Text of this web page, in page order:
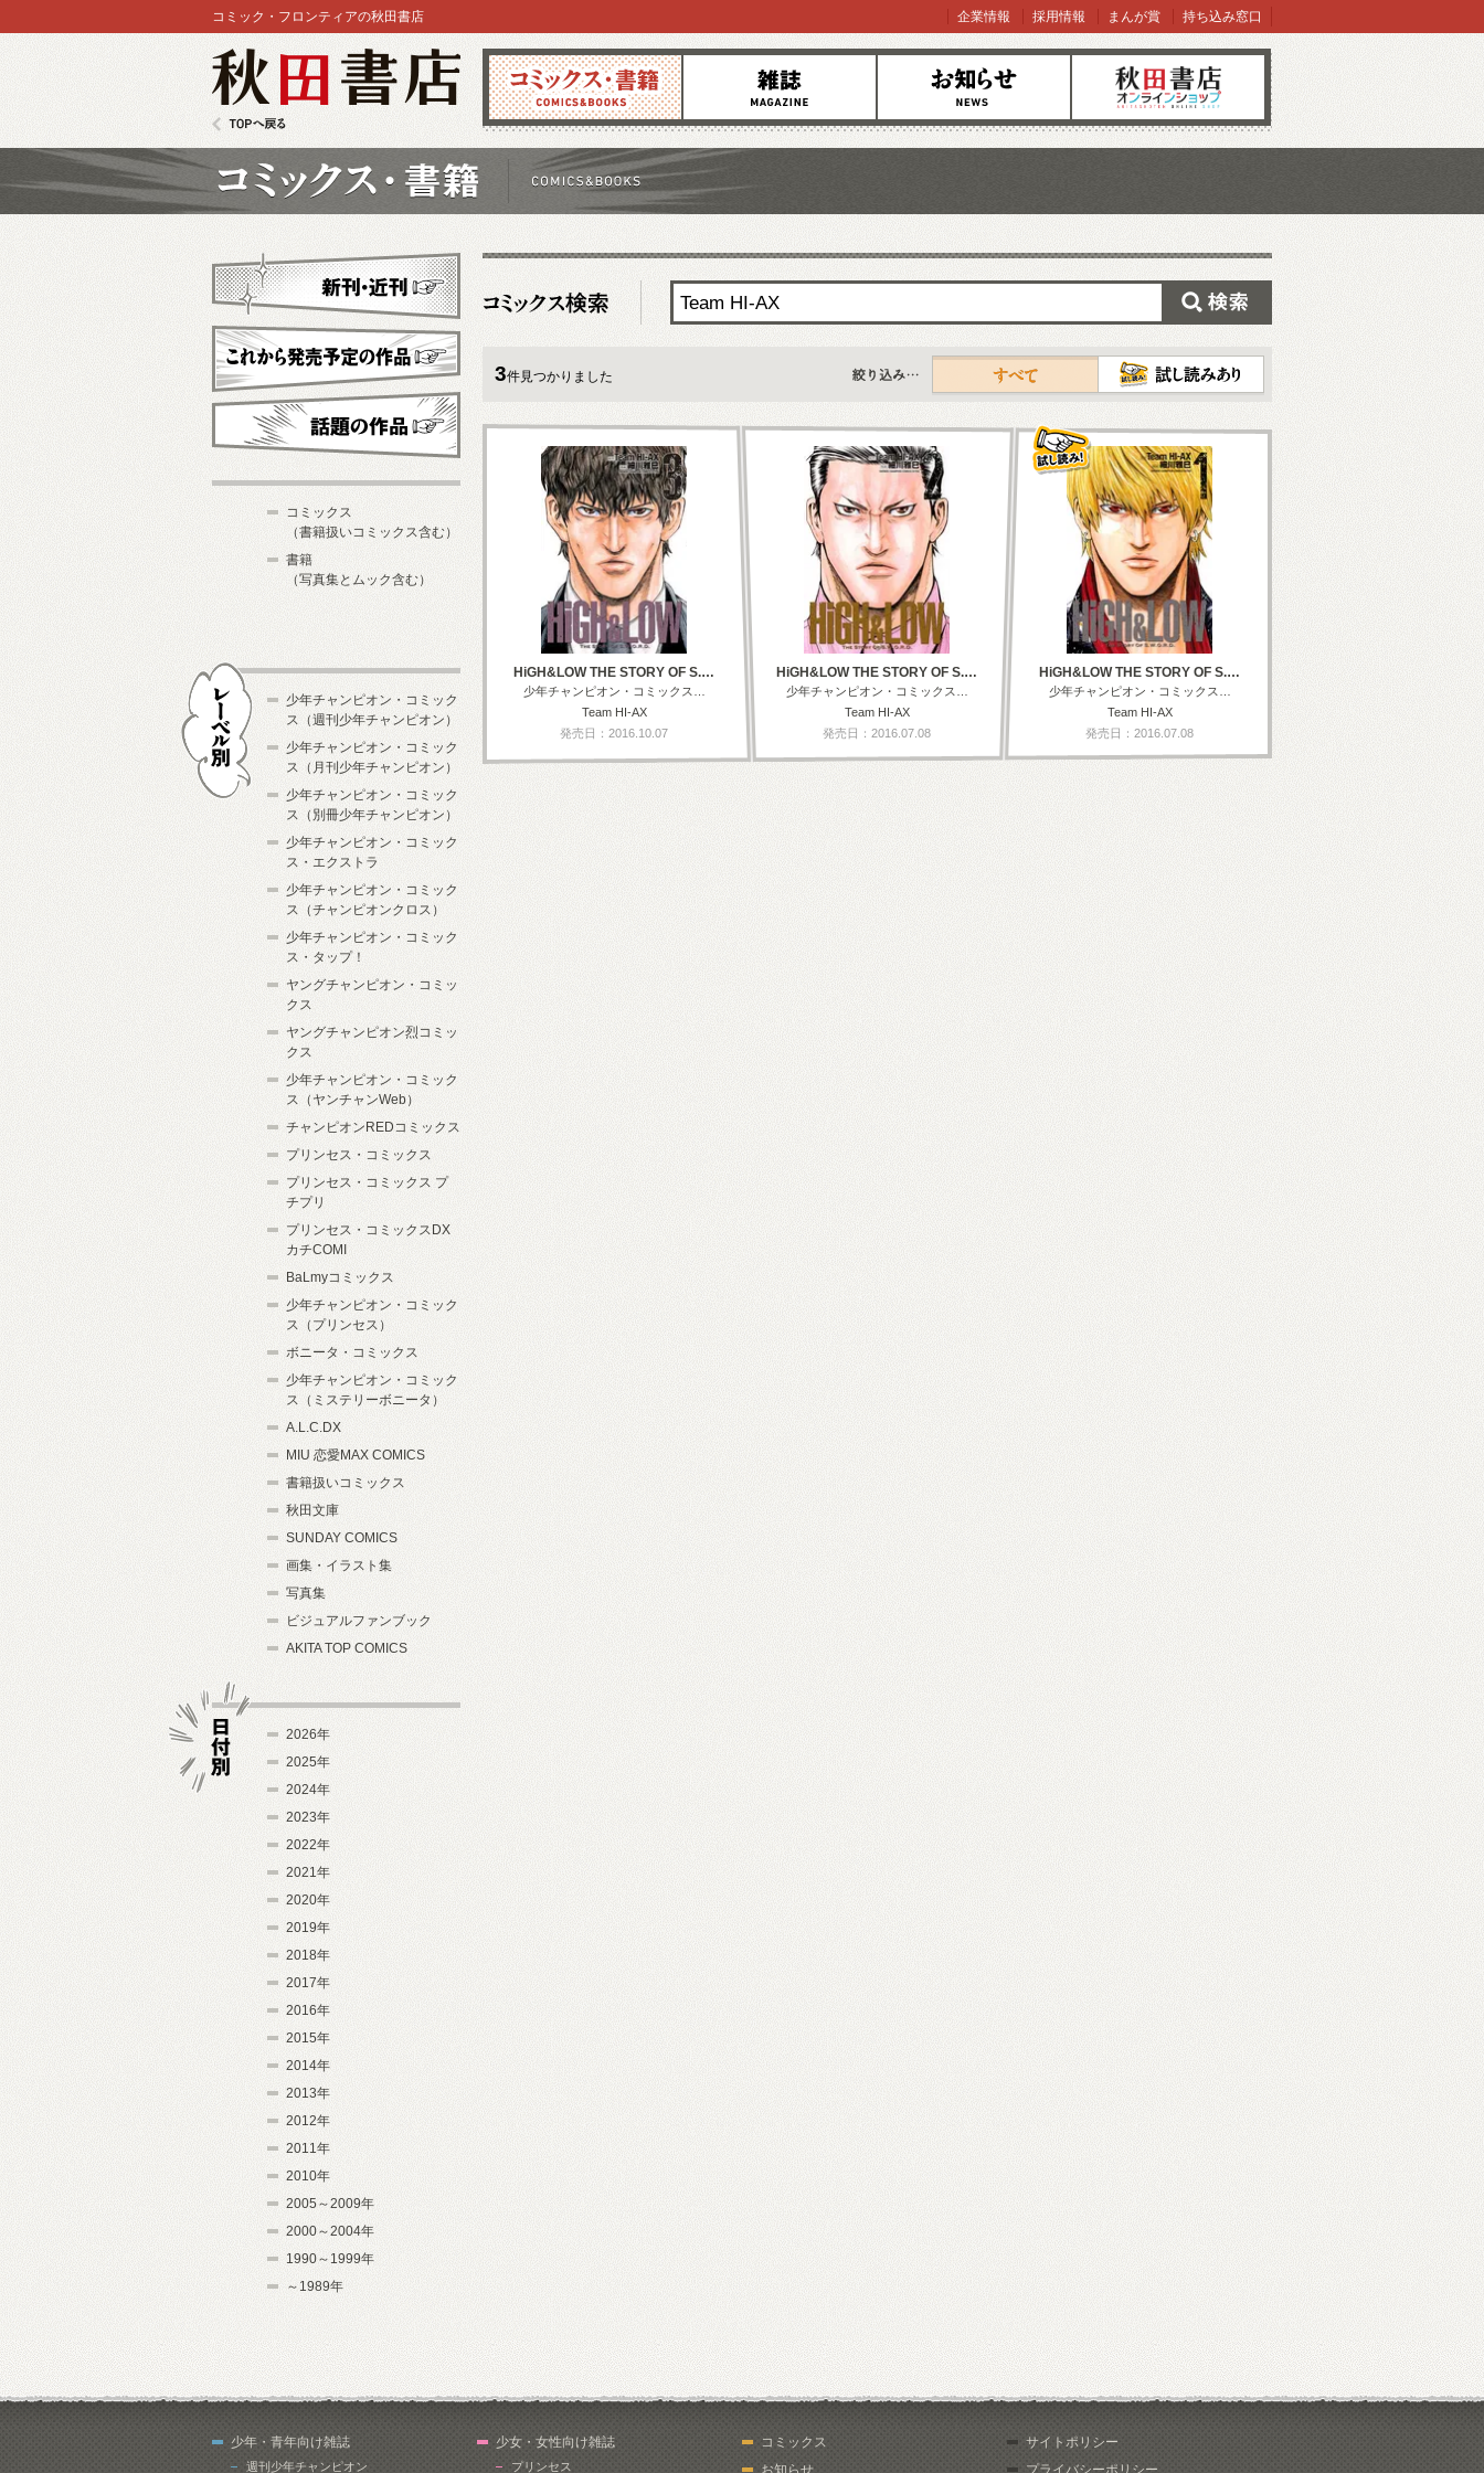
コミックス 雑誌 お知らせ オンラインショップ
コミック・フロンティアの秋田書店 企業情報 採用情報 まんが賞 持ち込み窓口
3件見つかりました
すべて
HiGH&LOW THE STORY OF S.…
少年チャンピオン・コミックス…
Team HI-AX
発売日：2016.10.07
HiGH&LOW THE STORY OF S.…
少年チャンピオン・コミックス…
Team HI-AX
発売日：2016.07.08
HiGH&LOW THE STORY OF S.…
少年チャンピオン・コミックス…
Team HI-AX
発売日：2016.07.08
新刊・近刊
これから発売予定
コミックス
（書籍扱いコミックス含む）
書籍
（写真集とムック含む）
少年チャンピオン・コミック
ス（週刊少年チャンピオン）
少年チャンピオン・コミック
ス（月刊少年チャンピオン）
少年チャンピオン・コミック
ス（別冊少年チャンピオン）
少年チャンピオン・コミック
ス・エクストラ
少年チャンピオン・コミック
ス（チャンピオンクロス）
少年チャンピオン・コミック
ス・タップ！
ヤングチャンピオン・コミッ
クス
ヤングチャンピオン烈コミッ
クス
少年チャンピオン・コミック
ス（ヤンチャンWeb）
チャンピオンREDコミックス
プリンセス・コミックス
プリンセス・コミックス プ
チプリ
プリンセス・コミックスDX
カチCOMI
BaLmyコミックス
少年チャンピオン・コミック
ス（プリンセス）
ボニータ・コミックス
少年チャンピオン・コミック
ス（ミステリーボニータ）
A.L.C.DX
MIU 恋愛MAX COMICS
書籍扱いコミックス
秋田文庫
SUNDAY COMICS
画集・イラスト集
写真集
ビジュアルファンブック
AKITA TOP COMICS
2026年
2025年
2024年
2023年
2022年
2021年
2020年
2019年
2018年
2017年
2016年
2015年
2014年
2013年
2012年
2011年
2010年
2005～2009年
2000～2004年
1990～1999年
～1989年
少年・青年向け雑誌
週刊少年チャンピオン
少女・女性向け雑誌
プリンセス
コミックス
お知らせ
サイトポリシー
プライバシーポリシー